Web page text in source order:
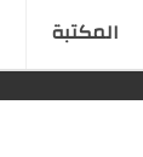
المكتبة